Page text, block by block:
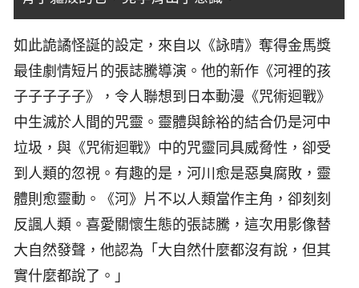
如此詭譎怪誕的設定，來自以《詠晴》奪得金馬獎
最佳劇情短片的張誌騰導演。他的新作《河裡的孩
子子子子子》，令人聯想到日本動漫《咒術迴戰》
中生滅於人間的咒靈。靈體與餘裕的結合仍是河中
垃圾，與《咒術迴戰》中的咒靈同具威脅性，卻受
到人類的忽視。有趣的是，河川愈是惡臭腐敗，靈
體則愈靈動。《河》片不以人類當作主角，卻刻刻
反諷人類。喜愛關懷生態的張誌騰，這次用影像替
大自然發聲，他認為「大自然什麼都沒有說，但其
實什麼都說了。」